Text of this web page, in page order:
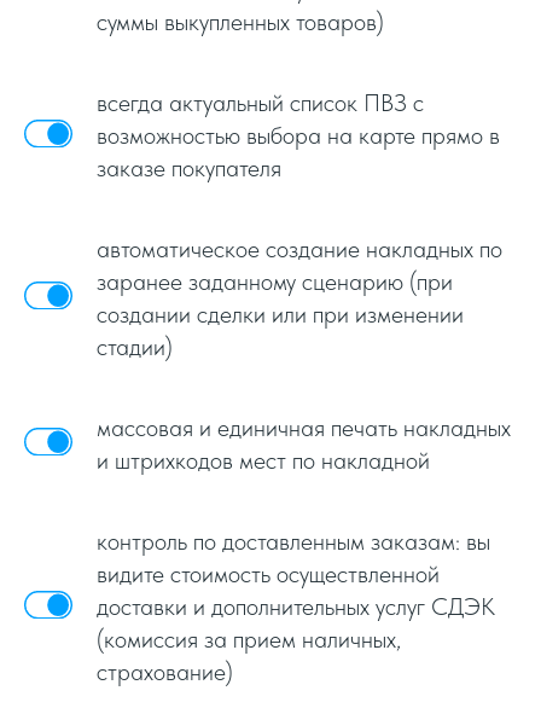
суммы выкупленных товаров)
всегда актуальный список ПВЗ с
возможностью выбора на карте прямо в
заказе покупателя
автоматическое создание накладных по
заранее заданному сценарию (при
создании сделки или при изменении
стадии)
массовая и единичная печать накладных
и штрихкодов мест по накладной
контроль по доставленным заказам: вы
видите стоимость осуществленной
доставки и дополнительных услуг СДЭК
(комиссия за прием наличных,
страхование)